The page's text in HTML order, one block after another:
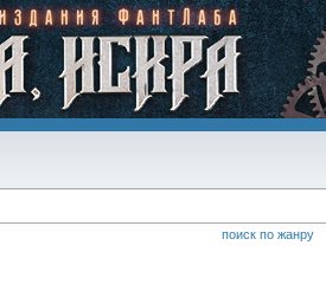
поиск по жанру